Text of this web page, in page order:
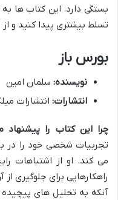
بستگی دارد. این کتاب ها
تسلط بیشتری پیدا کنید و
بورس باز
نویسنده: سلمان امین
انتشارات: انتشارات
چرا این کتاب را پیشنهاد
تجربیات شخصی خود را در
می کند. او از اشتباهات
راهکارهایی برای جلوگیری
آنکه به تحلیل های پیچیده